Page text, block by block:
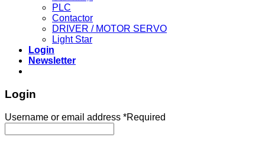
PLC
Contactor
DRIVER / MOTOR SERVO
Light Star
Login
Newsletter
Login
Username or email address *Required